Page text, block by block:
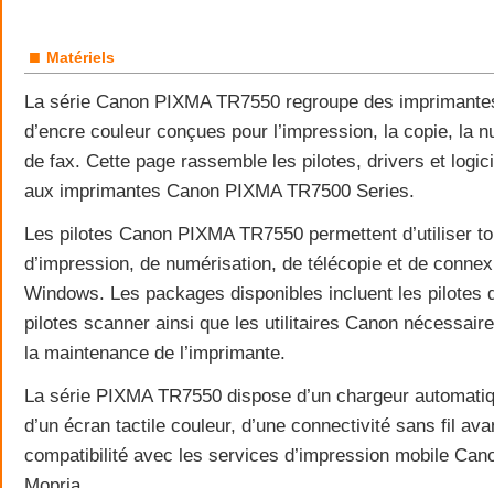
■ Matériels
La série Canon PIXMA TR7550 regroupe des
d’encre couleur conçues pour l’impression, la copie, la
de fax. Cette page rassemble les pilotes, drivers et
aux imprimantes Canon PIXMA TR7500 Series.
Les pilotes Canon PIXMA TR7550 permettent d’utiliser
d’impression, de numérisation, de télécopie et de
Windows. Les packages disponibles incluent les pilotes
pilotes scanner ainsi que les utilitaires Canon
la maintenance de l’imprimante.
La série PIXMA TR7550 dispose d’un chargeur
d’un écran tactile couleur, d’une connectivité sans fil
compatibilité avec les services d’impression mobile